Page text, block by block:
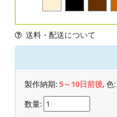
送料・配送について
製作納期:5～10日前後, 色:
数量: